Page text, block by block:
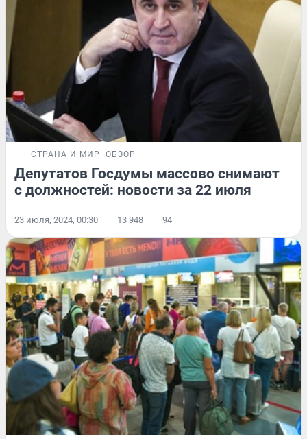
СТРАНА И МИР ОБЗОР
Депутатов Госдумы массово снимают
с должностей: новости за 22 июля
23 июля, 2024, 00:30 13 948 94